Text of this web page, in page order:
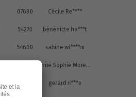
07690 Cécile Re****
54270 bénédicte ha***t
54600 sabine wi****m
Anne Sophie Moreau Mo***u
gerard ri***e